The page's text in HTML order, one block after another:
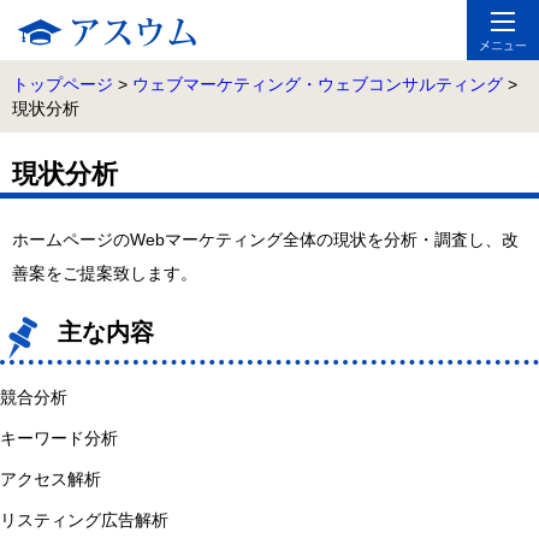
トップページ > ウェブマーケティング・ウェブコンサルティング >
現状分析
現状分析
ホームページのWebマーケティング全体の現状を分析・調査し、改
善案をご提案致します。
主な内容
競合分析
キーワード分析
アクセス解析
リスティング広告解析